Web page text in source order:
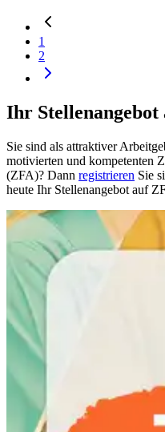
1
2
Ihr Stellenangebot
Sie sind als attraktiver
motivierten und kompetenten
(ZFA)? Dann registrieren Sie
heute Ihr Stellenangebot auf